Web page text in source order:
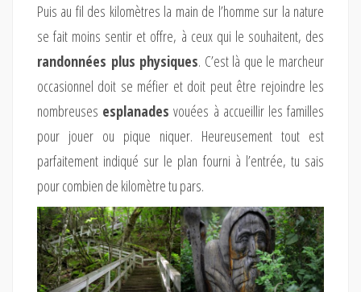
Puis au fil des kilomètres la main de l’homme sur la nature
se fait moins sentir et offre, à ceux qui le souhaitent, des
randonnées plus physiques. C’est là que le marcheur
occasionnel doit se méfier et doit peut être rejoindre les
nombreuses esplanades vouées à accueillir les familles
pour jouer ou pique niquer. Heureusement tout est
parfaitement indiqué sur le plan fourni à l’entrée, tu sais
pour combien de kilomètre tu pars.